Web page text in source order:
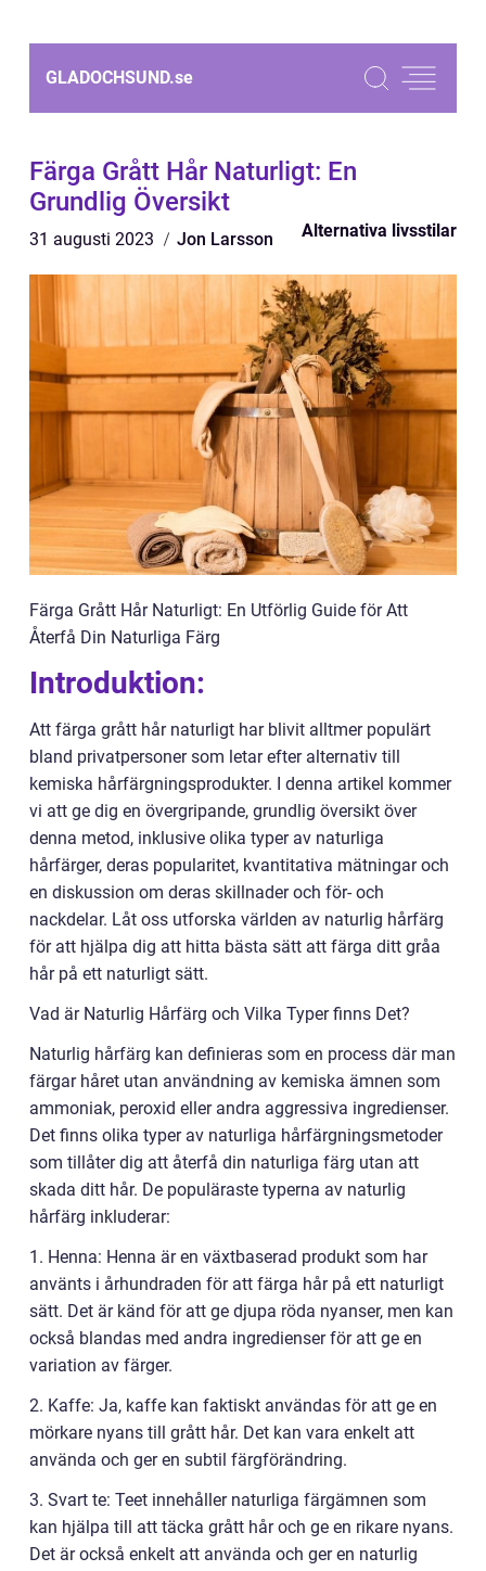
GLADOCHSUND.se
Färga Grått Hår Naturligt: En
Grundlig Översikt
31 augusti 2023 Jon Larsson Alternativa livsstilar
Färga Grått Hår Naturligt: En Utförlig Guide för Att
Återfå Din Naturliga Färg
Introduktion:
Att färga grått hår naturligt har blivit alltmer populärt
bland privatpersoner som letar efter alternativ till
kemiska hårfärgningsprodukter. I denna artikel kommer
vi att ge dig en övergripande, grundlig översikt över
denna metod, inklusive olika typer av naturliga
hårfärger, deras popularitet, kvantitativa mätningar och
en diskussion om deras skillnader och för- och
nackdelar. Låt oss utforska världen av naturlig hårfärg
för att hjälpa dig att hitta bästa sätt att färga ditt gråa
hår på ett naturligt sätt.
Vad är Naturlig Hårfärg och Vilka Typer finns Det?
Naturlig hårfärg kan definieras som en process där man
färgar håret utan användning av kemiska ämnen som
ammoniak, peroxid eller andra aggressiva ingredienser.
Det finns olika typer av naturliga hårfärgningsmetoder
som tillåter dig att återfå din naturliga färg utan att
skada ditt hår. De populäraste typerna av naturlig
hårfärg inkluderar:
1. Henna: Henna är en växtbaserad produkt som har
använts i århundraden för att färga hår på ett naturligt
sätt. Det är känd för att ge djupa röda nyanser, men kan
också blandas med andra ingredienser för att ge en
variation av färger.
2. Kaffe: Ja, kaffe kan faktiskt användas för att ge en
mörkare nyans till grått hår. Det kan vara enkelt att
använda och ger en subtil färgförändring.
3. Svart te: Teet innehåller naturliga färgämnen som
kan hjälpa till att täcka grått hår och ge en rikare nyans.
Det är också enkelt att använda och ger en naturlig